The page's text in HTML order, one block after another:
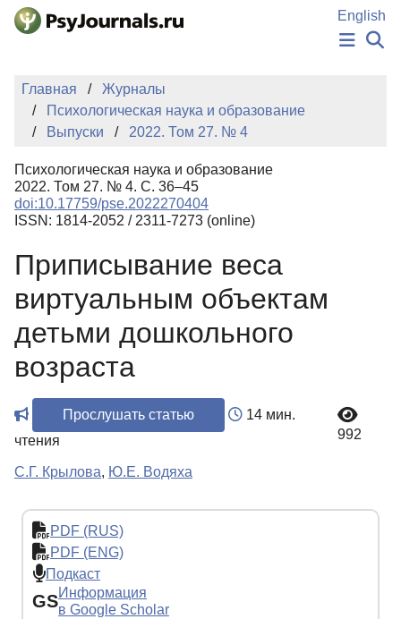
Перейти к основному содержанию
English
НОВОСТИ
ИЗДАНИЯ
АВТОРЫ
БАЗА ЗНАНИЙ
КЛЮЧЕВЫЕ СЛОВА
Регистрация
Главная
Журналы
Психологическая наука и образование
Выпуски
2022. Том 27. № 4
Психологическая наука и образование
2022. Том 27. № 4. С. 36–45
doi:10.17759/pse.2022270404
ISSN: 1814-2052 / 2311-7273 (online)
Приписывание веса
виртуальным объектам
детьми дошкольного
возраста
Прослушать статью
14 мин.
чтения
992
С.Г. Крылова, Ю.Е. Водяха
PDF (RUS)
PDF (ENG)
Подкаст
GSИнформация
в Google Scholar